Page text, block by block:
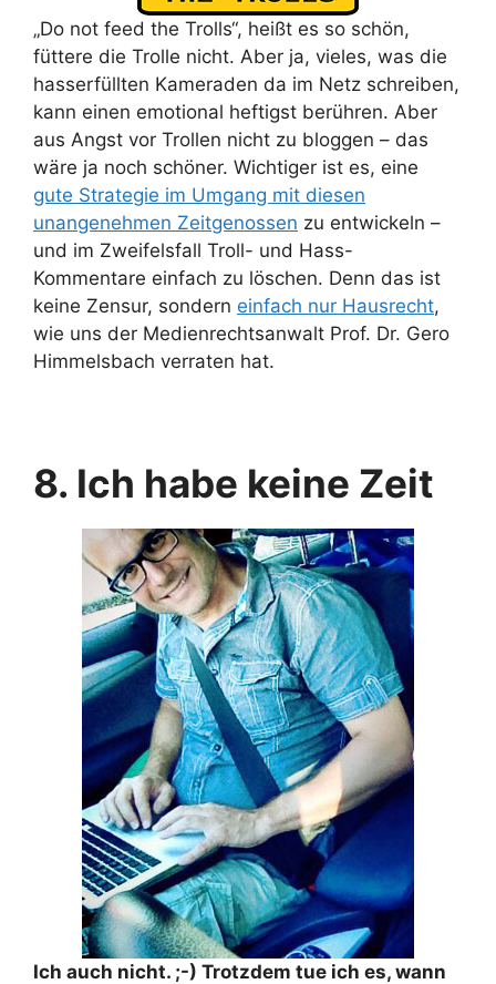
„Do not feed the Trolls“, heißt es so schön,
füttere die Trolle nicht. Aber ja, vieles, was die
hasserfüllten Kameraden da im Netz schreiben,
kann einen emotional heftigst berühren. Aber
aus Angst vor Trollen nicht zu bloggen – das
wäre ja noch schöner. Wichtiger ist es, eine
gute Strategie im Umgang mit diesen
unangenehmen Zeitgenossen zu entwickeln –
und im Zweifelsfall Troll- und Hass-
Kommentare einfach zu löschen. Denn das ist
keine Zensur, sondern einfach nur Hausrecht,
wie uns der Medienrechtsanwalt Prof. Dr. Gero
Himmelsbach verraten hat.
8. Ich habe keine Zeit
Ich auch nicht. ;-) Trotzdem tue ich es, wann